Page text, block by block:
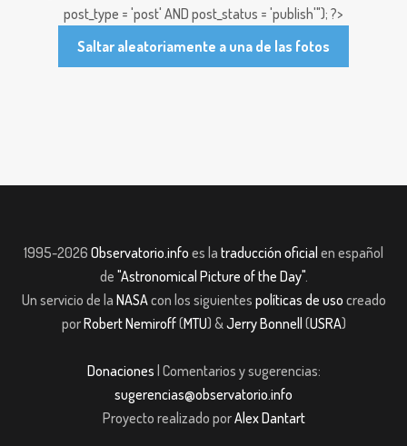
post_type = 'post' AND post_status = 'publish'"); ?>
Saltar aleatoriamente a una de las fotos
1995-2026 Observatorio.info es la traducción oficial en español
de "Astronomical Picture of the Day".
Un servicio de la NASAcon los siguientes políticas de uso creado
porRobert Nemiroff(MTU) &Jerry Bonnell (USRA)
Donaciones | Comentarios y sugerencias:
sugerencias@observatorio.info
Proyecto realizado porAlex Dantart